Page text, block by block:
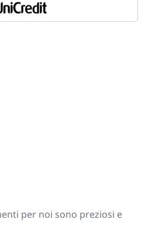
per noi sono preziosi e